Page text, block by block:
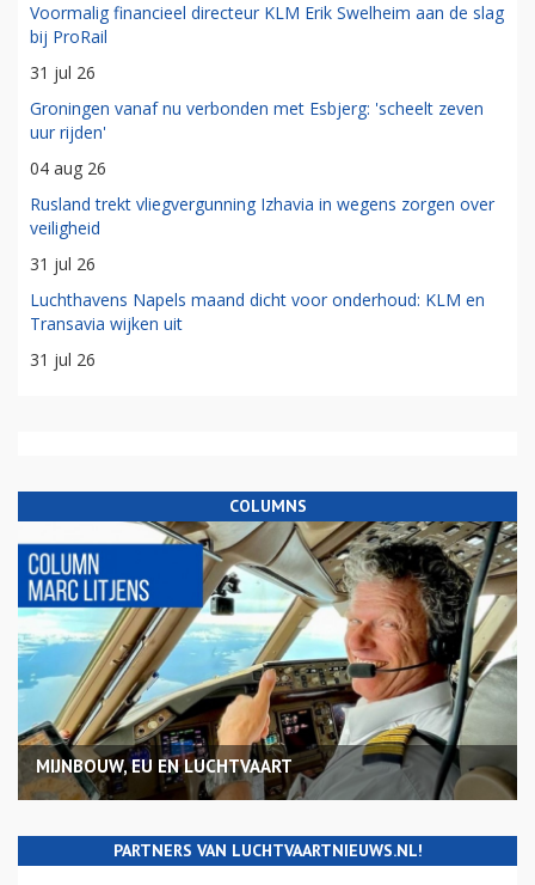
Voormalig financieel directeur KLM Erik Swelheim aan de slag
bij ProRail
31 jul 26
Groningen vanaf nu verbonden met Esbjerg: 'scheelt zeven
uur rijden'
04 aug 26
Rusland trekt vliegvergunning Izhavia in wegens zorgen over
veiligheid
31 jul 26
Luchthavens Napels maand dicht voor onderhoud: KLM en
Transavia wijken uit
31 jul 26
COLUMNS
MIJNBOUW, EU EN LUCHTVAART
PARTNERS VAN LUCHTVAARTNIEUWS.NL!